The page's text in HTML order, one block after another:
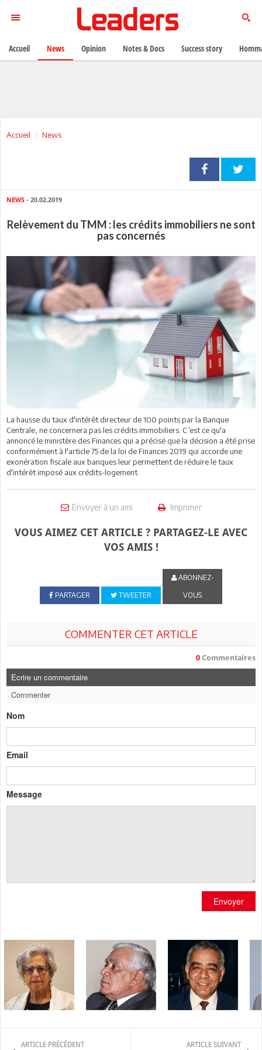
Accueil News
NEWS - 20.02.2019
Relèvement du TMM : les crédits immobiliers ne sont
pas concernés
La hausse du taux d'intérêt directeur de 100 points par la Banque
Centrale, ne concernera pas les crédits immobiliers. C’est ce qu'a
annoncé le ministère des Finances qui a précisé que la décision a été prise
conformément à l'article 75 de la loi de Finances 2019 qui accorde une
exonération fiscale aux banques leur permettent de réduire le taux
d'intérêt imposé aux crédits-logement.
Envoyer à un ami Imprimer
VOUS AIMEZ CET ARTICLE ? PARTAGEZ-LE AVEC
VOS AMIS !
PARTAGER TWEETER
ABONNEZ-
VOUS
COMMENTER CET ARTICLE
0 Commentaires
Ecrire un commentaire
Commenter
Nom
Email
Message
Envoyer
ARTICLE PRÉCÉDENT ARTICLE SUIVANT
Accueil News Opinion Notes & Docs Success story